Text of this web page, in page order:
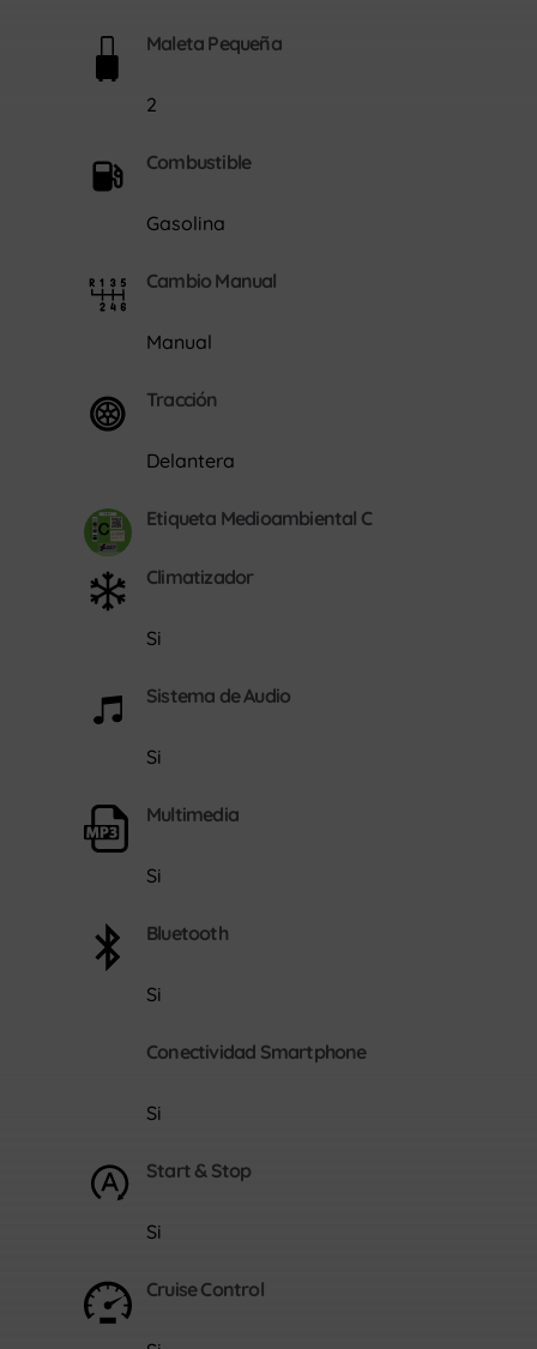
Maleta Pequeña
2
Combustible
Gasolina
Cambio Manual
Manual
Tracción
Delantera
Etiqueta Medioambiental C
Climatizador
Si
Sistema de Audio
Si
Multimedia
Si
Bluetooth
Si
Conectividad Smartphone
Si
Start & Stop
Si
Cruise Control